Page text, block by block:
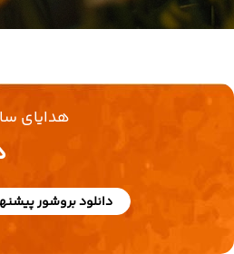
هدایای
دانلود بروشور